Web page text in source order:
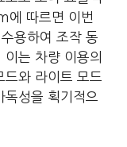
에 따르면 이번
용하여 조작 동
는 차량 이용의
드와 라이트 모드
성을 획기적으